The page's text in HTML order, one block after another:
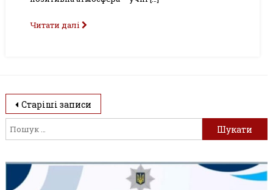
Читати далі
Навігація
записів
Старіші записи
Пошук: